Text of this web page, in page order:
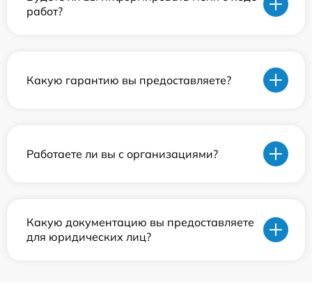
работ?
Какую гарантию вы предоставляете?
Работаете ли вы с организациями?
Какую документацию вы предоставляете
для юридических лиц?